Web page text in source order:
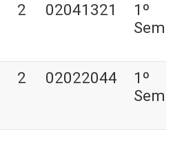
2 02041321
1º
2 02022044
1º